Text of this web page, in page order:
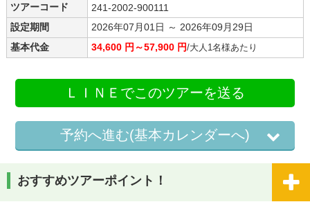
ツアーコード
241-2002-900111
設定期間
2026年07月01日 ～ 2026年09月29日
基本代金
34,600 円～57,900 円/大人1名様あたり
ＬＩＮＥでこのツアーを送る
予約へ進む(基本カレンダーへ)
おすすめツアーポイント！